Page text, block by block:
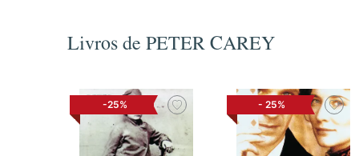
Livros de PETER CAREY
-25% - 25%